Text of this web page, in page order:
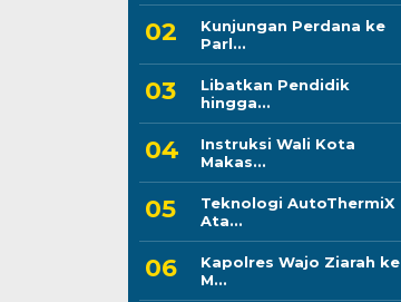
Kunjungan Perdana ke
Parl...
Libatkan Pendidik
hingga...
Instruksi Wali Kota
Makas...
Teknologi AutoThermiX
Ata...
Kapolres Wajo Ziarah ke
M...